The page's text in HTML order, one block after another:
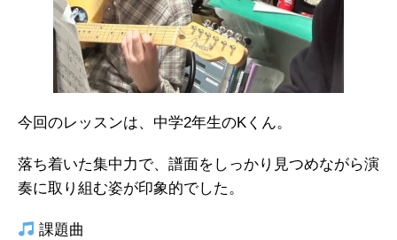
今回のレッスンは、中学2年生のKくん。
落ち着いた集中力で、譜面をしっかり見つめながら演
奏に取り組む姿が印象的でした。
課題曲